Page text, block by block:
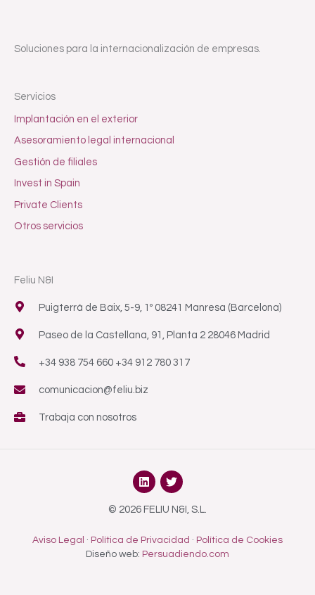
Soluciones para la internacionalización de empresas.
Servicios
Implantación en el exterior
Asesoramiento legal internacional
Gestión de filiales
Invest in Spain
Private Clients
Otros servicios
Feliu N&I
Puigterrà de Baix, 5-9, 1º 08241 Manresa (Barcelona)
Paseo de la Castellana, 91, Planta 2 28046 Madrid
+34 938 754 660 +34 912 780 317
comunicacion@feliu.biz
Trabaja con nosotros
L
i
k
i
n
T
w
t
r
© 2026 FELIU N&I, S.L.
Aviso Legal · Política de Privacidad · Política de Cookies
Diseño web: Persuadiendo.com